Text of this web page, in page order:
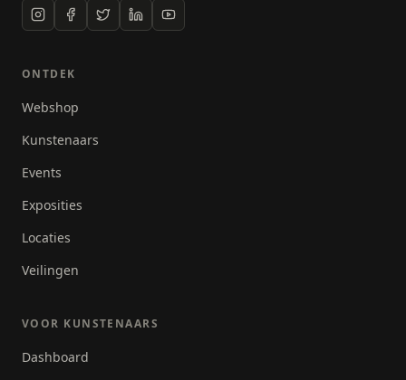
ONTDEK
Webshop
Kunstenaars
Events
Exposities
Locaties
Veilingen
VOOR KUNSTENAARS
Dashboard